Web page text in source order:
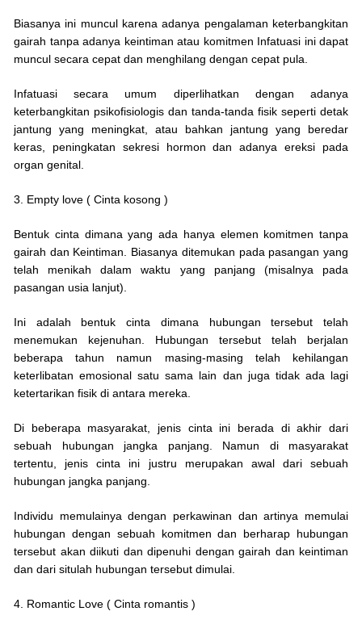
Biasanya ini muncul karena adanya pengalaman keterbangkitan
gairah tanpa adanya keintiman atau komitmen Infatuasi ini dapat
muncul secara cepat dan menghilang dengan cepat pula.
Infatuasi secara umum diperlihatkan dengan adanya
keterbangkitan psikofisiologis dan tanda-tanda fisik seperti detak
jantung yang meningkat, atau bahkan jantung yang beredar
keras, peningkatan sekresi hormon dan adanya ereksi pada
organ genital.
3. Empty love ( Cinta kosong )
Bentuk cinta dimana yang ada hanya elemen komitmen tanpa
gairah dan Keintiman. Biasanya ditemukan pada pasangan yang
telah menikah dalam waktu yang panjang (misalnya pada
pasangan usia lanjut).
Ini adalah bentuk cinta dimana hubungan tersebut telah
menemukan kejenuhan. Hubungan tersebut telah berjalan
beberapa tahun namun masing-masing telah kehilangan
keterlibatan emosional satu sama lain dan juga tidak ada lagi
ketertarikan fisik di antara mereka.
Di beberapa masyarakat, jenis cinta ini berada di akhir dari
sebuah hubungan jangka panjang. Namun di masyarakat
tertentu, jenis cinta ini justru merupakan awal dari sebuah
hubungan jangka panjang.
Individu memulainya dengan perkawinan dan artinya memulai
hubungan dengan sebuah komitmen dan berharap hubungan
tersebut akan diikuti dan dipenuhi dengan gairah dan keintiman
dan dari situlah hubungan tersebut dimulai.
4. Romantic Love ( Cinta romantis )